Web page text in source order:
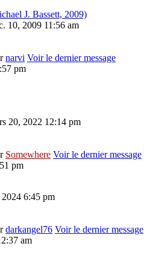
J. Bassett, 2009)
10, 2009 11:56 am
narvi Voir le dernier message
pm
20, 2022 12:14 pm
Somewhere Voir le dernier message
pm
6:45 pm
darkangel76 Voir le dernier message
am